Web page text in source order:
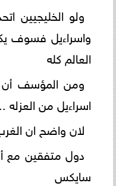
ولو الخليجيين
واسراءيل فسوف
العالم كله
ومن المؤسف أن
اسراءيل من العزله ..
لان واضح ان
دول متفقين مع
سايكس